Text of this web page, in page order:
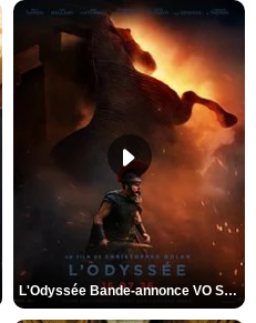
L'Odyssée Bande-annonce VO STFR